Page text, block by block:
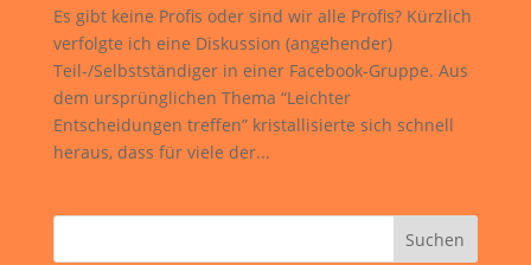
Es gibt keine Profis oder sind wir alle Profis? Kürzlich
verfolgte ich eine Diskussion (angehender)
Teil-/Selbstständiger in einer Facebook-Gruppe. Aus
dem ursprünglichen Thema “Leichter
Entscheidungen treffen” kristallisierte sich schnell
heraus, dass für viele der...